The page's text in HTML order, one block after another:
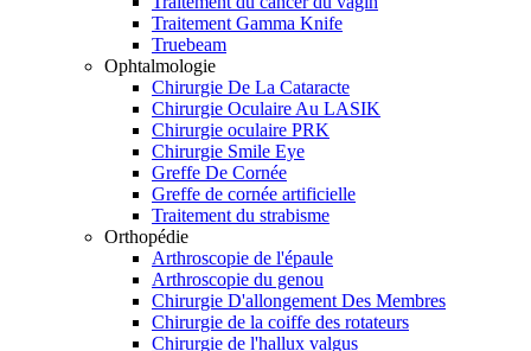
Traitement Gamma Knife
Truebeam
Ophtalmologie
Chirurgie De La Cataracte
Chirurgie Oculaire Au LASIK
Chirurgie oculaire PRK
Chirurgie Smile Eye
Greffe De Cornée
Greffe de cornée artificielle
Traitement du strabisme
Orthopédie
Arthroscopie de l'épaule
Arthroscopie du genou
Chirurgie D'allongement Des Membres
Chirurgie de la coiffe des rotateurs
Chirurgie de l'hallux valgus